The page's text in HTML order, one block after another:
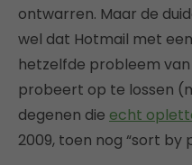
ontwarren. Maar de
wel dat Hotmail met
hetzelfde probleem
probeert op te lossen
degenen die echt
2009, toen nog “sort by